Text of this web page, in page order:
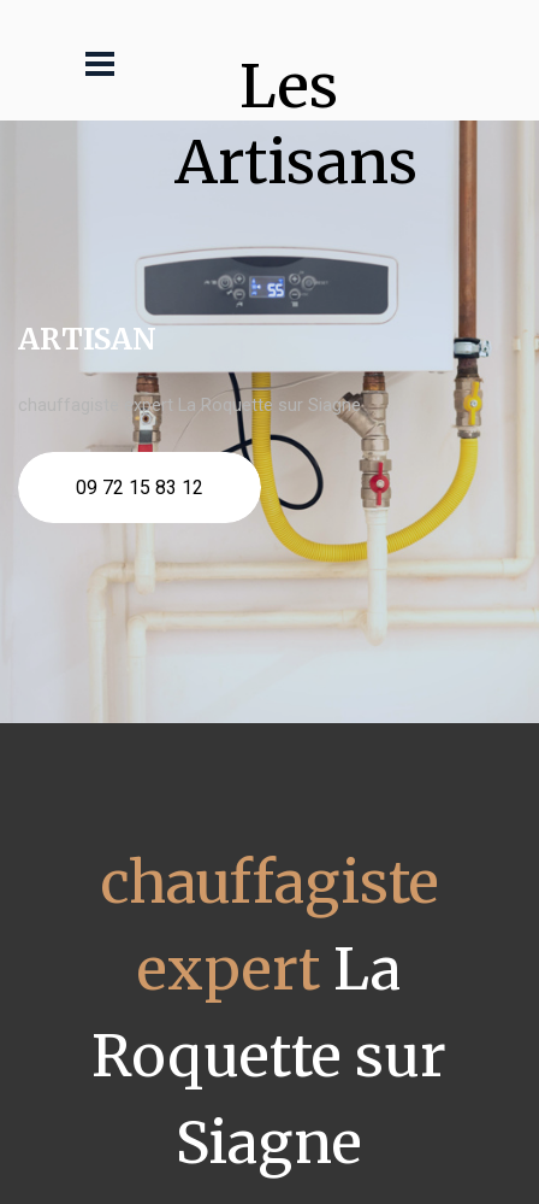
Les
Artisans
ARTISAN
chauffagiste expert La Roquette sur Siagne
09 72 15 83 12
chauffagiste
expert La
Roquette sur
Siagne